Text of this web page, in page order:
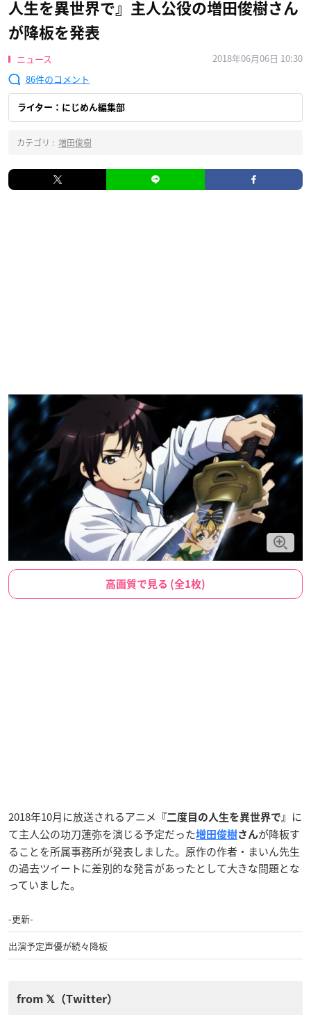
人生を異世界で』主人公役の増田俊樹さん
が降板を発表
ニュース
2018年06月06日 10:30
86
ライター：にじめん編集部
カテゴリ : 増田俊樹
高画質で見る (全1枚)
2018年10月に放送されるアニメ 『二度目の人生を異世界で』
に
て主人公の功刀蓮弥を演じる予定だった増田俊樹さんが降板す
ることを所属事務所が発表しました。原作の作者・まいん先生
の過去ツイートに差別的な発言があったとして大きな問題とな
っていました。
-更新-
出演予定声優が続々降板